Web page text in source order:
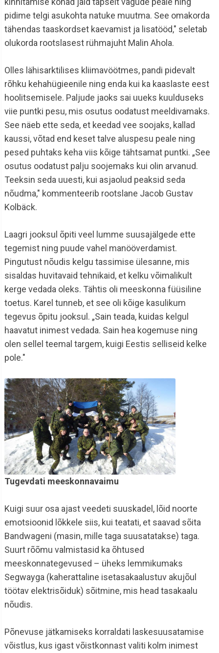
pidime telgi asukohta natuke muutma. See omakorda
tähendas taaskordset kaevamist ja lisatööd," seletab
olukorda rootslasest rühmajuht Malin Ahola.
Olles lähisarktilises kliimavöötmes, pandi pidevalt
rõhku kehahügieenile ning enda kui ka kaaslaste eest
hoolitsemisele. Paljude jaoks sai uueks kuulduseks
viie puntki pesu, mis osutus oodatust meeldivamaks.
See näeb ette seda, et keedad vee soojaks, kallad
kaussi, võtad end keset talve aluspesu peale ning
pesed puhtaks keha viis kõige tähtsamat puntki. „See
osutus oodatust palju soojemaks kui olin arvanud.
Teeksin seda uuesti, kui asjaolud peaksid seda
nõudma," kommenteerib rootslane Jacob Gustav
Kolbäck.
Laagri jooksul õpiti veel lumme suusajälgede ette
tegemist ning puude vahel manööverdamist.
Pingutust nõudis kelgu tassimise ülesanne, mis
sisaldas huvitavaid tehnikaid, et kelku võimalikult
kerge vedada oleks. Tähtis oli meeskonna füüsiline
toetus. Karel tunneb, et see oli kõige kasulikum
tegevus õpitu jooksul. „Sain teada, kuidas kelgul
haavatut inimest vedada. Sain hea kogemuse ning
olen sellel teemal targem, kuigi Eestis selliseid kelke
pole."
Tugevdati meeskonnavaimu
Kuigi suur osa ajast veedeti suuskadel, lõid noorte
emotsioonid lõkkele siis, kui teatati, et saavad sõita
Bandwageni (masin, mille taga suusatatakse) taga.
Suurt rõõmu valmistasid ka õhtused
meeskonnategevused – üheks lemmikumaks
Segwayga (kaherattaline isetasakaalustuv akujõul
töötav elektrisõiduk) sõitmine, mis head tasakaalu
nõudis.
Põnevuse jätkamiseks korraldati laskesuusatamise
võistlus, kus igast võistkonnast valiti kolm inimest